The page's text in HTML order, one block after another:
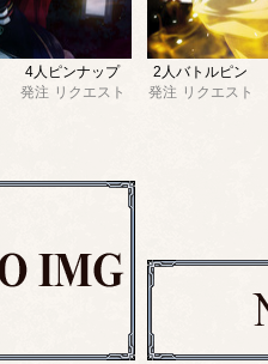
4人ピンナップ
発注 リクエスト
2人バトルピン
発注 リクエスト